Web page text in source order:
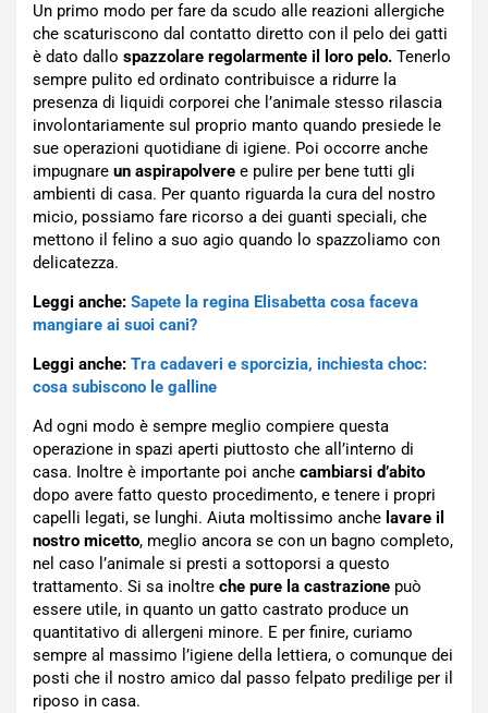
Un primo modo per fare da scudo alle reazioni allergiche
che scaturiscono dal contatto diretto con il pelo dei gatti
è dato dallo spazzolare regolarmente il loro pelo. Tenerlo
sempre pulito ed ordinato contribuisce a ridurre la
presenza di liquidi corporei che l’animale stesso rilascia
involontariamente sul proprio manto quando presiede le
sue operazioni quotidiane di igiene. Poi occorre anche
impugnare un aspirapolvere e pulire per bene tutti gli
ambienti di casa. Per quanto riguarda la cura del nostro
micio, possiamo fare ricorso a dei guanti speciali, che
mettono il felino a suo agio quando lo spazzoliamo con
delicatezza.
Leggi anche: Sapete la regina Elisabetta cosa faceva
mangiare ai suoi cani?
Leggi anche: Tra cadaveri e sporcizia, inchiesta choc:
cosa subiscono le galline
Ad ogni modo è sempre meglio compiere questa
operazione in spazi aperti piuttosto che all’interno di
casa. Inoltre è importante poi anche cambiarsi d’abito
dopo avere fatto questo procedimento, e tenere i propri
capelli legati, se lunghi. Aiuta moltissimo anche lavare il
nostro micetto, meglio ancora se con un bagno completo,
nel caso l’animale si presti a sottoporsi a questo
trattamento. Si sa inoltre che pure la castrazione può
essere utile, in quanto un gatto castrato produce un
quantitativo di allergeni minore. E per finire, curiamo
sempre al massimo l’igiene della lettiera, o comunque dei
posti che il nostro amico dal passo felpato predilige per il
riposo in casa.